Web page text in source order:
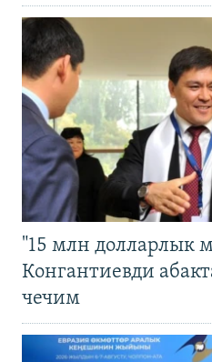
"15 млн долларлык
Конгантиевди
чечим